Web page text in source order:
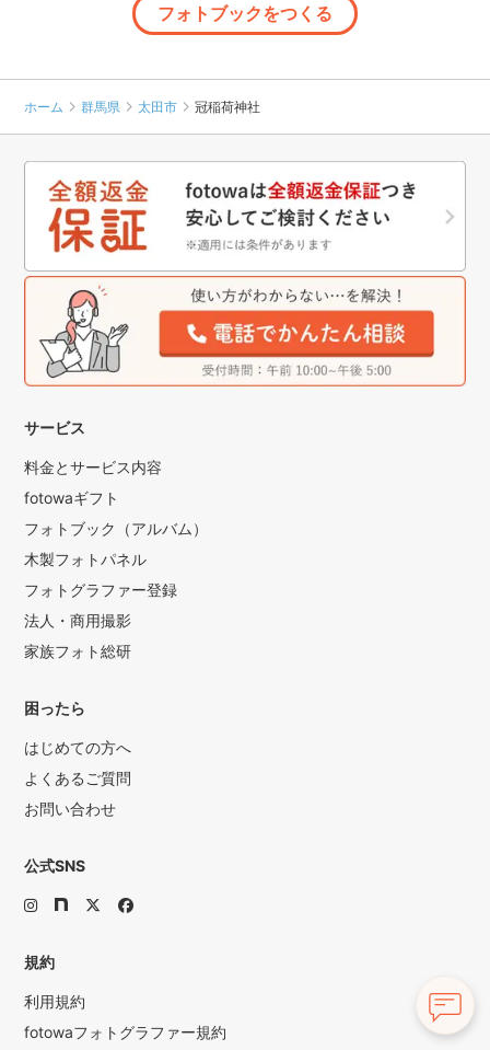
フォトブックをつくる
ホーム 群馬県 太田市 冠稲荷神社
サービス
料金とサービス内容
fotowaギフト
フォトブック（アルバム）
木製フォトパネル
フォトグラファー登録
法人・商用撮影
家族フォト総研
困ったら
はじめての方へ
よくあるご質問
お問い合わせ
公式SNS
規約
利用規約
fotowaフォトグラファー規約